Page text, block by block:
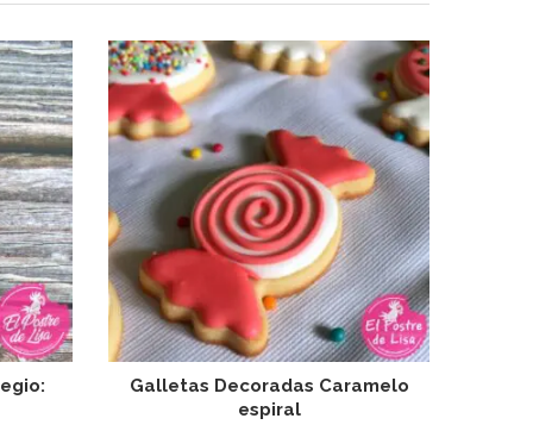
Galletas Decoradas Caramelo
espiral